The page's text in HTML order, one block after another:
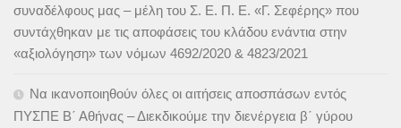
συναδέλφους μας – μέλη του Σ. Ε. Π. Ε. «Γ. Σεφέρης» που
συντάχθηκαν με τις αποφάσεις του κλάδου ενάντια στην
«αξιολόγηση» των νόμων 4692/2020 & 4823/2021
Να ικανοποιηθούν όλες οι αιτήσεις αποσπάσων εντός
ΠΥΣΠΕ Β΄ Αθήνας – Διεκδικούμε την διενέργεια β΄ γύρου